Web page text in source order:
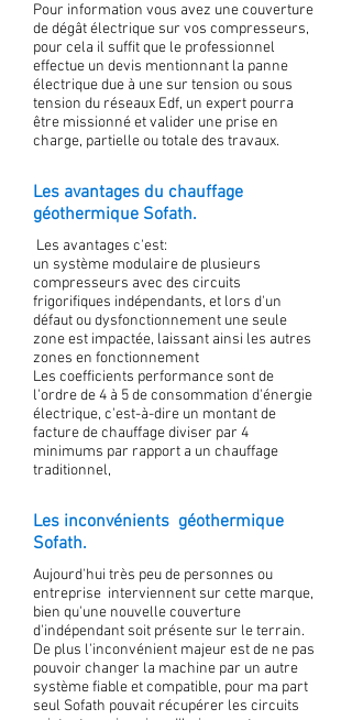
Pour information vous avez une couverture
de dégât électrique sur vos compresseurs,
pour cela il suffit que le professionnel
effectue un devis mentionnant la panne
électrique due à une sur tension ou sous
tension du réseaux Edf, un expert pourra
être missionné et valider une prise en
charge, partielle ou totale des travaux.
Les avantages du chauffage
géothermique Sofath.
Les avantages c'est:
un système modulaire de plusieurs
compresseurs avec des circuits
frigorifiques indépendants, et lors d'un
défaut ou dysfonctionnement une seule
zone est impactée, laissant ainsi les autres
zones en fonctionnement
Les coefficients performance sont de
l'ordre de 4 à 5 de consommation d'énergie
électrique, c'est-à-dire un montant de
facture de chauffage diviser par 4
minimums par rapport a un chauffage
traditionnel,
Les inconvénients géothermique
Sofath.
Aujourd'hui très peu de personnes ou
entreprise interviennent sur cette marque,
bien qu'une nouvelle couverture
d'indépendant soit présente sur le terrain.
De plus l'inconvénient majeur est de ne pas
pouvoir changer la machine par un autre
système fiable et compatible, pour ma part
seul Sofath pouvait récupérer les circuits